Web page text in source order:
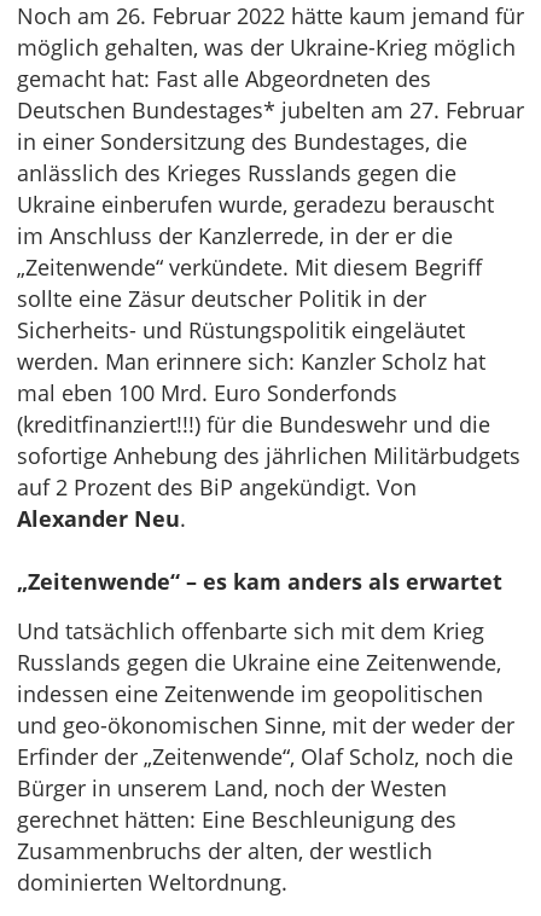
Noch am 26. Februar 2022 hätte kaum jemand für
möglich gehalten, was der Ukraine-Krieg möglich
gemacht hat: Fast alle Abgeordneten des
Deutschen Bundestages* jubelten am 27. Februar
in einer Sondersitzung des Bundestages, die
anlässlich des Krieges Russlands gegen die
Ukraine einberufen wurde, geradezu berauscht
im Anschluss der Kanzlerrede, in der er die
„Zeitenwende“ verkündete. Mit diesem Begriff
sollte eine Zäsur deutscher Politik in der
Sicherheits- und Rüstungspolitik eingeläutet
werden. Man erinnere sich: Kanzler Scholz hat
mal eben 100 Mrd. Euro Sonderfonds
(kreditfinanziert!!!) für die Bundeswehr und die
sofortige Anhebung des jährlichen Militärbudgets
auf 2 Prozent des BiP angekündigt. Von
Alexander Neu.
„Zeitenwende“ – es kam anders als erwartet
Und tatsächlich offenbarte sich mit dem Krieg
Russlands gegen die Ukraine eine Zeitenwende,
indessen eine Zeitenwende im geopolitischen
und geo-ökonomischen Sinne, mit der weder der
Erfinder der „Zeitenwende“, Olaf Scholz, noch die
Bürger in unserem Land, noch der Westen
gerechnet hätten: Eine Beschleunigung des
Zusammenbruchs der alten, der westlich
dominierten Weltordnung.